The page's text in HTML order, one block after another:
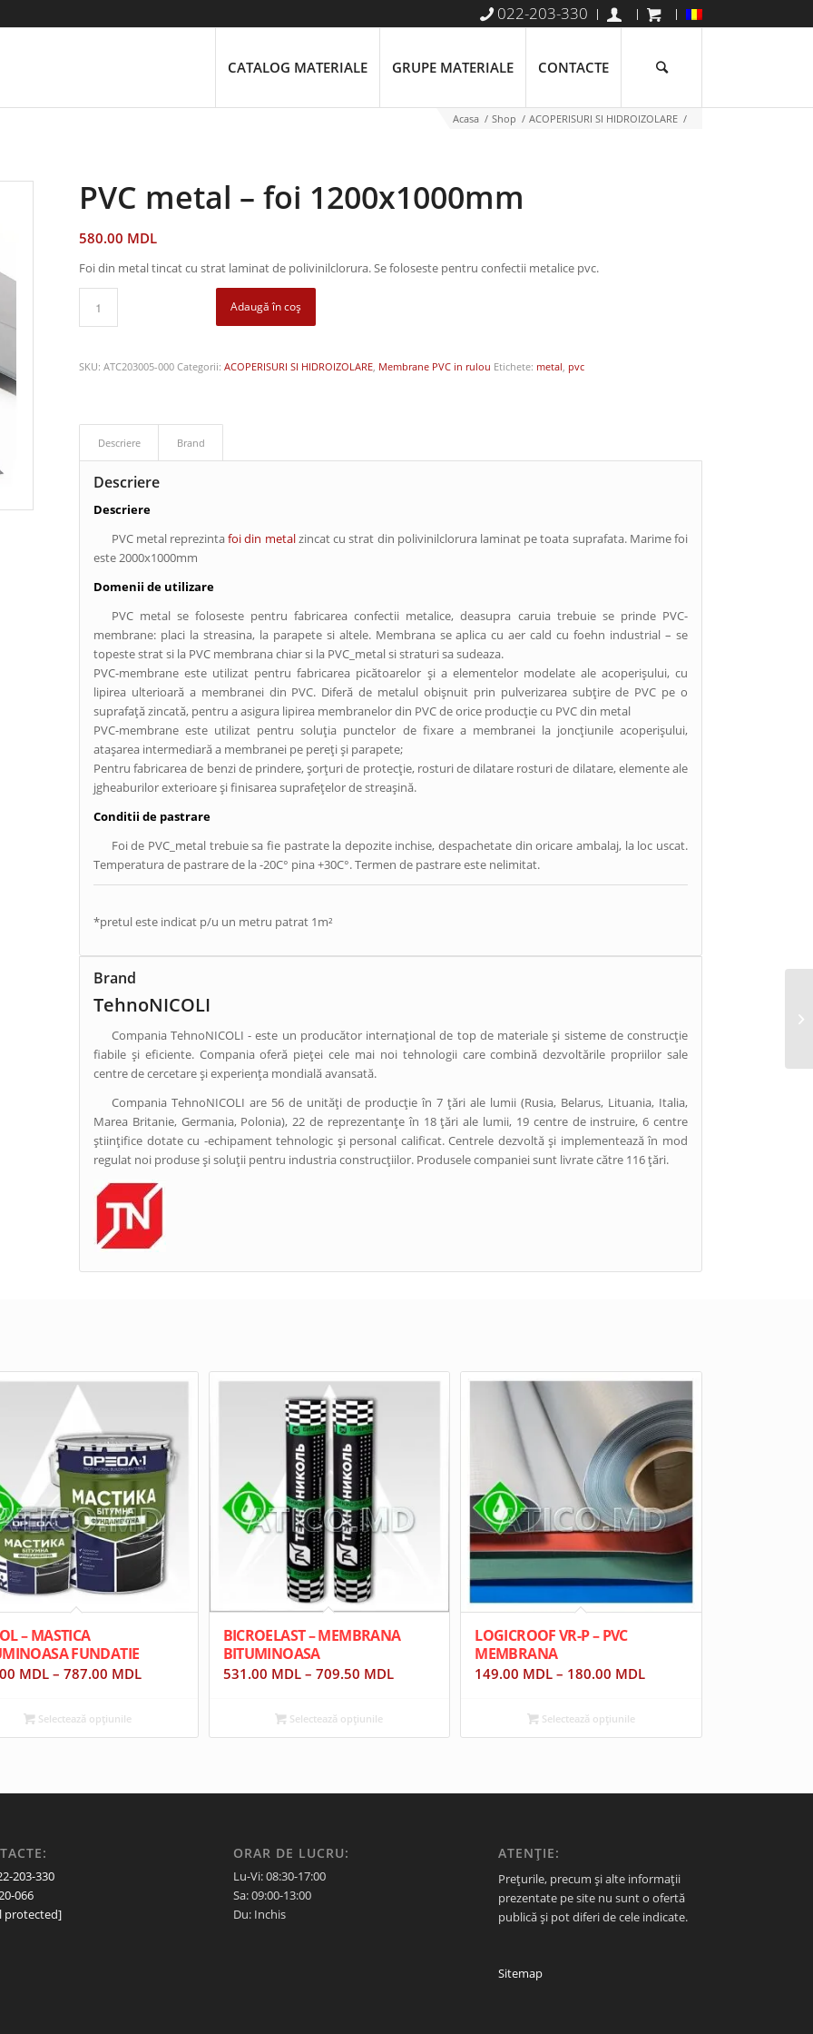
022-203-330
CATALOG MATERIALE GRUPE MATERIALE CONTACTE
Acasa / Shop / ACOPERISURI SI HIDROIZOLARE /
PVC metal – foi 1200x1000mm
580.00 MDL
Foi din metal tincat cu strat laminat de polivinilclorura. Se foloseste pentru confectii metalice pvc.
Adaugă în coș
SKU: ATC203005-000 Categorii: ACOPERISURI SI HIDROIZOLARE, Membrane PVC in rulou Etichete: metal, pvc
Descriere Brand
Descriere
Descriere
PVC metal reprezintafoi din metalzincat cu strat din polivinilclorura laminat pe toata suprafata. Marime foi
este 2000x1000mm
Domenii de utilizare
PVC metal se foloseste pentru fabricarea confectii metalice, deasupra caruia trebuie se prinde PVC-
membrane: placi la streasina, la parapete si altele. Membrana se aplica cu aer cald cu foehn industrial – se
topeste strat si la PVC membrana chiar si la PVC_metal si straturi sa sudeaza.
PVC-membrane este utilizat pentru fabricarea picătoarelor și a elementelor modelate ale acoperișului, cu
lipirea ulterioară a membranei din PVC. Diferă de metalul obișnuit prin pulverizarea subțire de PVC pe o
suprafață zincată, pentru a asigura lipirea membranelor din PVC de orice producție cu PVC din metal
PVC-membrane este utilizat pentru soluția punctelor de fixare a membranei la joncțiunile acoperișului,
atașarea intermediară a membranei pe pereți și parapete;
Pentru fabricarea de benzi de prindere, șorțuri de protecție, rosturi de dilatare rosturi de dilatare, elemente ale
jgheaburilor exterioare și finisarea suprafețelor de streașină.
Conditii de pastrare
Foi de PVC_metal trebuie sa fie pastrate la depozite inchise, despachetate din oricare ambalaj, la loc uscat.
Temperatura de pastrare de la -20C° pina +30C°. Termen de pastrare este nelimitat.
*pretul este indicat p/u un metru patrat 1m²
Brand
TehnoNICOLI
Compania TehnoNICOLI - este un producător internațional de top de materiale și sisteme de construcție
fiabile și eficiente. Compania oferă pieței cele mai noi tehnologii care combină dezvoltările propriilor sale
centre de cercetare și experiența mondială avansată.
Compania TehnoNICOLI are 56 de unități de producție în 7 țări ale lumii (Rusia, Belarus, Lituania, Italia,
Marea Britanie, Germania, Polonia), 22 de reprezentanțe în 18 țări ale lumii, 19 centre de instruire, 6 centre
științifice dotate cu -echipament tehnologic și personal calificat. Centrele dezvoltă și implementează în mod
regulat noi produse și soluții pentru industria construcțiilor. Produsele companiei sunt livrate către 116 țări.
– MASTICA
FUNDATIE
MDL– 787.00 MDL
Selectează opțiunile
BICROELAST – MEMBRANA
BITUMINOASA
531.00 MDL– 709.50 MDL
Selectează opțiunile
LOGICROOF VR-P – PVC
MEMBRANA
149.00 MDL – 180.00 MDL
Selectează opțiunile
203-330
066
protected]
ORAR DE LUCRU:
Lu-Vi: 08:30-17:00
Sa: 09:00-13:00
Du: Inchis
ATENȚIE:
Prețurile, precum și alte informații
prezentate pe site nu sunt o ofertă
publică și pot diferi de cele indicate.
Sitemap